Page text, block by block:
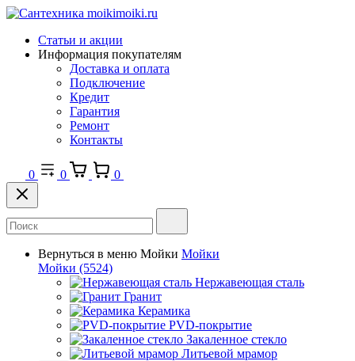
Статьи и акции
Информация покупателям
Доставка и оплата
Подключение
Кредит
Гарантия
Ремонт
Контакты
0 0 0
Вернуться в меню Мойки Мойки
Мойки (5524)
Нержавеющая сталь
Гранит
Керамика
PVD-покрытие
Закаленное стекло
Литьевой мрамор